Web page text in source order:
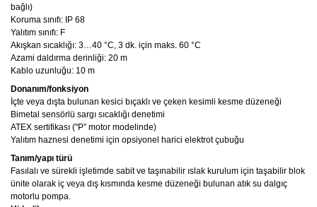
bağlı)
Koruma sınıfı: IP 68
Yalıtım sınıfı: F
Akışkan sıcaklığı: 3…40 °C, 3 dk. için maks. 60 °C
Azami daldırma derinliği: 20 m
Kablo uzunluğu: 10 m
Donanım/fonksiyon
İçte veya dışta bulunan kesici bıçaklı ve çeken kesimli kesme düzeneği
Bimetal sensörlü sargı sıcaklığı denetimi
ATEX sertifikası ("P” motor modelinde)
Yalıtım haznesi denetimi için opsiyonel harici elektrot çubuğu
Tanım/yapı türü
Fasılalı ve sürekli işletimde sabit ve taşınabilir ıslak kurulum için taşabilir blok
ünite olarak iç veya dış kısmında kesme düzeneği bulunan atık su dalgıç
motorlu pompa.